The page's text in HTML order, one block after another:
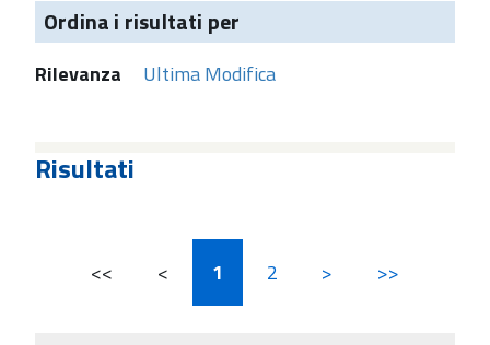
Ordina i risultati per
Rilevanza Ultima Modifica
Risultati
<< < 1 2 > >>